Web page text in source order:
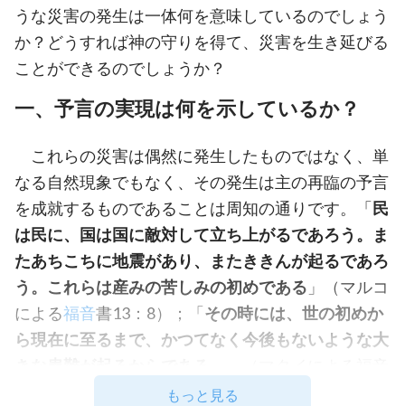
うな災害の発生は一体何を意味しているのでしょう
か？どうすれば神の守りを得て、災害を生き延びる
ことができるのでしょうか？
一、予言の実現は何を示しているか？
これらの災害は偶然に発生したものではなく、単
なる自然現象でもなく、その発生は主の再臨の予言
を成就するものであることは周知の通りです。「民
は民に、国は国に敵対して立ち上がるであろう。ま
たあちこちに地震があり、またききんが起るであろ
う。これらは産みの苦しみの初めである 」（マルコ
による福音書13：8）；「その時には、世の初めか
ら現在に至るまで、かつてなく今後もないような大
書24：21）これは、終わりの時代が来たこと、そ
もっと見る